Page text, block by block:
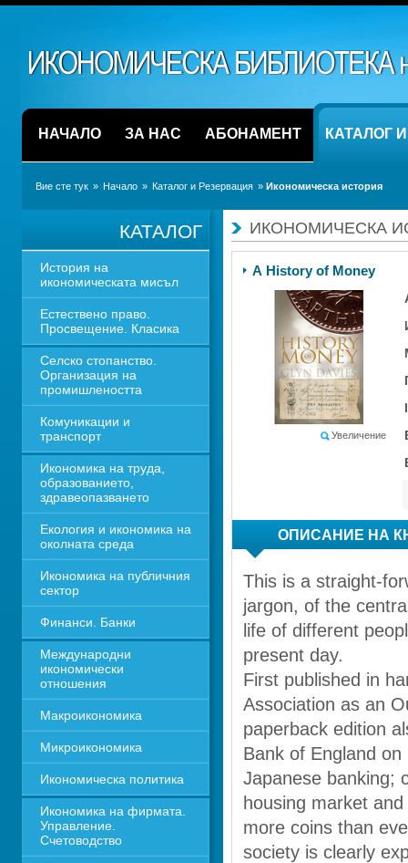
НАЧАЛО ЗА НАС АБОНАМЕНТ КАТАЛОГ
Вие сте тук » Начало » Каталог и Резервация » Икономическа история
КАТАЛОГ
История на
икономическата мисъл
Естествено право.
Просвещение. Класика
Селско стопанство.
Организация на
промишлеността
Комуникации и
транспорт
Икономика на труда,
образованието,
здравеопазването
Екология и икономика на
околната среда
Икономика на публичния
сектор
Финанси. Банки
Международни
икономически
отношения
Макроикономика
Микроикономика
Икономическа политика
Икономика на фирмата.
Управление.
Счетоводство
ИКОНОМИЧЕСКА
A History of Money
Увеличение
ОПИСАНИЕ НА
This is a straight-
jargon, of the
life of different
present day.
First published in
Association as an
paperback edition
Bank of England
Japanese banking;
housing market
more coins than
society is clearly